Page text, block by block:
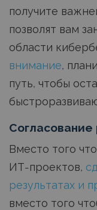
получите
позволят вам
области
внимание,
путь, чтобы
Вместо того
ИТ-проектов,
результатах и
вместо того